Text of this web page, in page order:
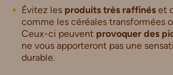
Évitez les produits très raffinés et
comme les céréales transformées
Ceux-ci peuvent provoquer des
ne vous apporteront pas une
durable.